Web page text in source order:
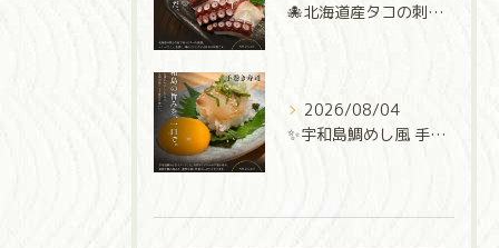
🐙北海道産タコの刺身🐙
2026/08/04
✨宇和島鯛めし風 手巻き寿司✨